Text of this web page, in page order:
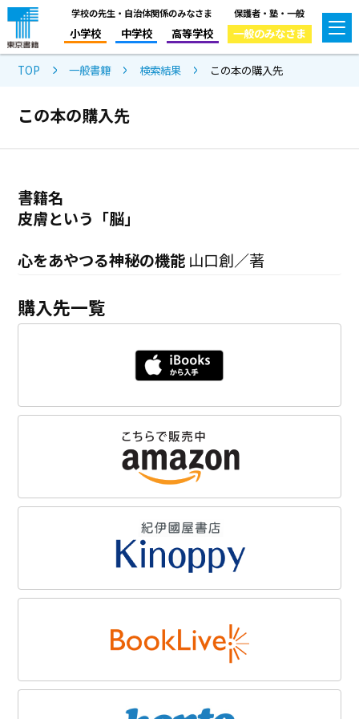
学校の先生・自治体関係のみなさま
小学校 中学校 高等学校
保護者・塾・一般
一般のみなさま
TOP 一般書籍 検索結果 この本の購入先
この本の購入先
書籍名
皮膚という「脳」
心をあやつる神秘の機能 山口創／著
購入先一覧